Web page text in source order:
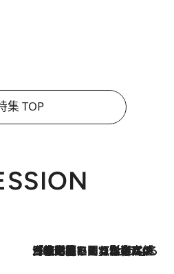
集 TOP
2026.8.3
「住宅建てられない…」「サーチャージ料の高値が続いている」ホルムズ海峡封鎖による影響はいつまで続く？《エネルギー専門家に聞く“どうなる日本の暮らし”》